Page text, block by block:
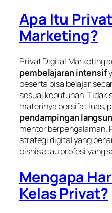
Apa Itu
Marketing?
Privat Digital Marketing
pembelajaran intensif
peserta bisa belajar
sesuai kebutuhan. Tidak
materinya bersifat luas,
pendampingan
mentor berpengalaman.
strategi digital yang
bisnis atau profesi yang
Mengapa
Kelas Privat?